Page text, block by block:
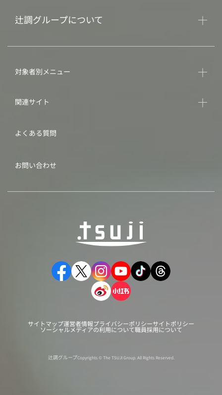
辻調グループについて
対象者別メニュー
関連サイト
よくある質問
お問い合わせ
サイトマップ運営者情報プライバシーポリシーサイトポリシー
ソーシャルメディアの利用について職員採用について
辻調グループCopyrights © The TSUJI Group. All Rights Reserved.